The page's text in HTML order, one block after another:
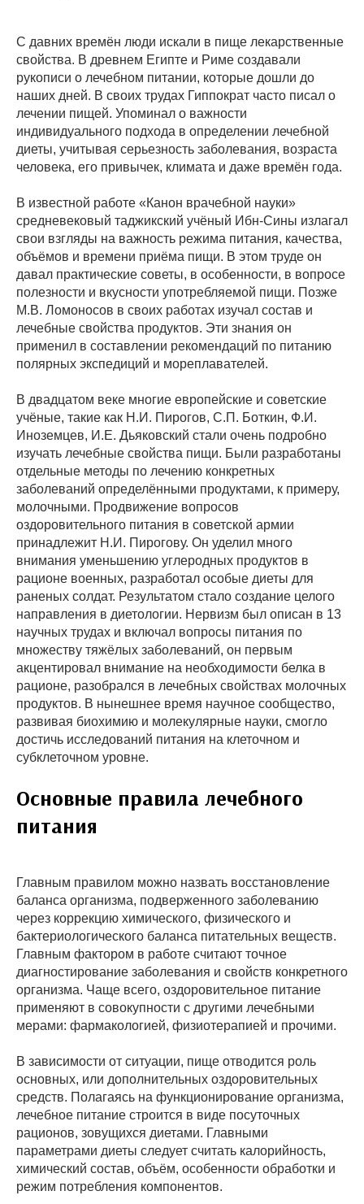
С давних времён люди искали в пище лекарственные
свойства. В древнем Египте и Риме создавали
рукописи о лечебном питании, которые дошли до
наших дней. В своих трудах Гиппократ часто писал о
лечении пищей. Упоминал о важности
индивидуального подхода в определении лечебной
диеты, учитывая серьезность заболевания, возраста
человека, его привычек, климата и даже времён года.
В известной работе «Канон врачебной науки»
средневековый таджикский учёный Ибн-Сины излагал
свои взгляды на важность режима питания, качества,
объёмов и времени приёма пищи. В этом труде он
давал практические советы, в особенности, в вопросе
полезности и вкусности употребляемой пищи. Позже
М.В. Ломоносов в своих работах изучал состав и
лечебные свойства продуктов. Эти знания он
применил в составлении рекомендаций по питанию
полярных экспедиций и мореплавателей.
В двадцатом веке многие европейские и советские
учёные, такие как Н.И. Пирогов, С.П. Боткин, Ф.И.
Иноземцев, И.Е. Дьяковский стали очень подробно
изучать лечебные свойства пищи. Были разработаны
отдельные методы по лечению конкретных
заболеваний определёнными продуктами, к примеру,
молочными. Продвижение вопросов
оздоровительного питания в советской армии
принадлежит Н.И. Пирогову. Он уделил много
внимания уменьшению углеродных продуктов в
рационе военных, разработал особые диеты для
раненых солдат. Результатом стало создание целого
направления в диетологии. Нервизм был описан в 13
научных трудах и включал вопросы питания по
множеству тяжёлых заболеваний, он первым
акцентировал внимание на необходимости белка в
рационе, разобрался в лечебных свойствах молочных
продуктов. В нынешнее время научное сообщество,
развивая биохимию и молекулярные науки, смогло
достичь исследований питания на клеточном и
субклеточном уровне.
Основные правила лечебного
питания
Главным правилом можно назвать восстановление
баланса организма, подверженного заболеванию
через коррекцию химического, физического и
бактериологического баланса питательных веществ.
Главным фактором в работе считают точное
диагностирование заболевания и свойств конкретного
организма. Чаще всего, оздоровительное питание
применяют в совокупности с другими лечебными
мерами: фармакологией, физиотерапией и прочими.
В зависимости от ситуации, пище отводится роль
основных, или дополнительных оздоровительных
средств. Полагаясь на функционирование организма,
лечебное питание строится в виде посуточных
рационов, зовущихся диетами. Главными
параметрами диеты следует считать калорийность,
химический состав, объём, особенности обработки и
режим потребления компонентов.